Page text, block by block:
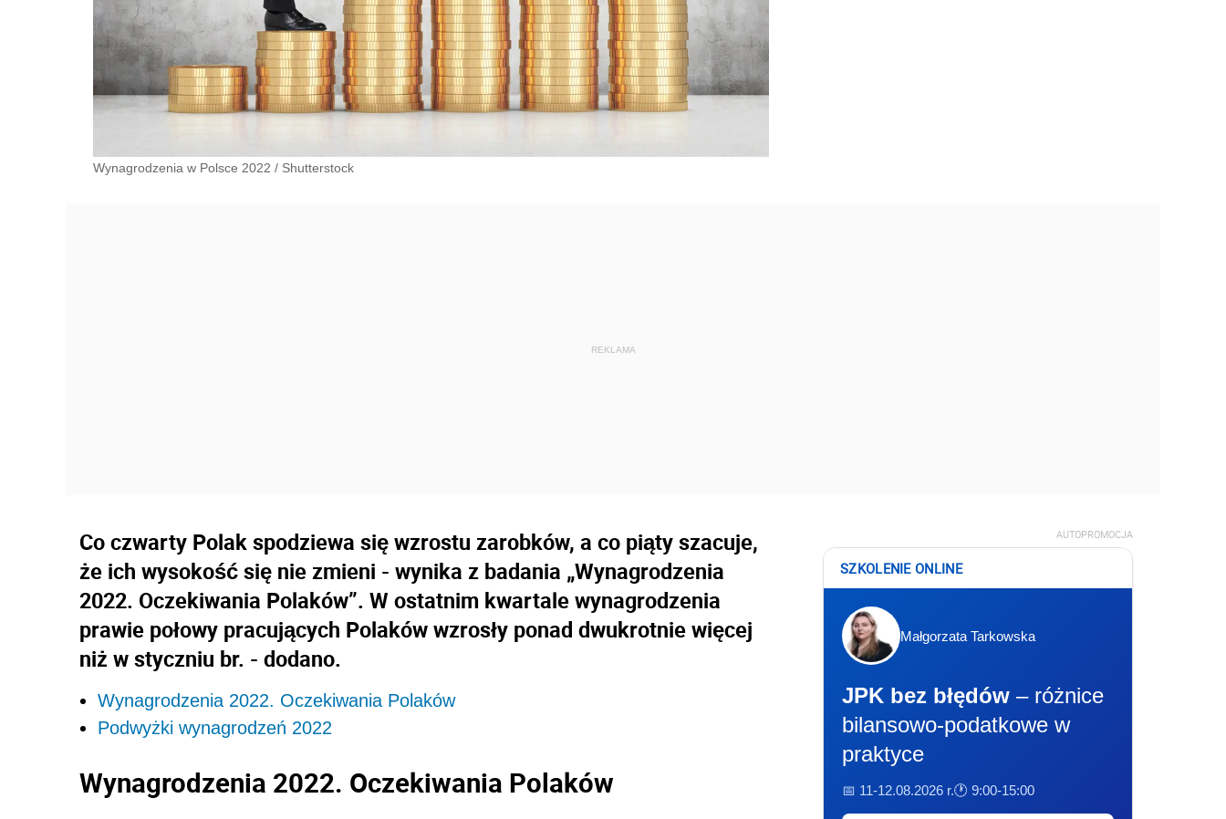
Wynagrodzenia w Polsce 2022 / Shutterstock
Co czwarty Polak spodziewa się wzrostu zarobków, a co piąty szacuje,
że ich wysokość się nie zmieni - wynika z badania „Wynagrodzenia
2022. Oczekiwania Polaków”. W ostatnim kwartale wynagrodzenia
prawie połowy pracujących Polaków wzrosły ponad dwukrotnie więcej
niż w styczniu br. - dodano.
Wynagrodzenia 2022. Oczekiwania Polaków
Podwyżki wynagrodzeń 2022
Wynagrodzenia 2022. Oczekiwania Polaków
AUTOPROMOCJA
SZKOLENIE ONLINE
Małgorzata Tarkowska
JPK bez błędów – różnice
bilansowo-podatkowe w
praktyce
📅 11-12.08.2026 r.🕐 9:00-15:00